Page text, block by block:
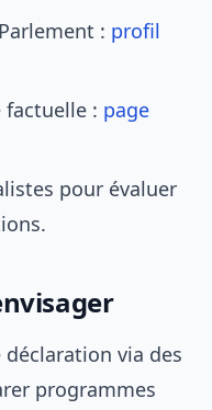
: profil
: page
pour évaluer
déclaration via des
programmes